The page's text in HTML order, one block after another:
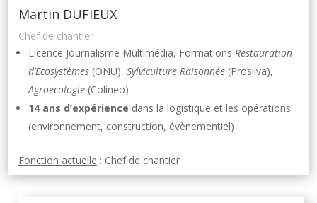
Martin DUFIEUX
Chef de chantier
Licence Journalisme Multimédia, Formations Restauration
d’Ecosystèmes(ONU), Sylviculture Raisonnée(Prosilva),
Agroécologie(Colineo)
14 ans d’expérience dans la logistique et les opérations
(environnement, construction, évènementiel)
Fonction actuelle : Chef de chantier